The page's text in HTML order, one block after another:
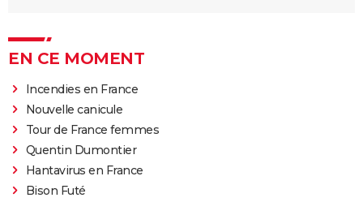
EN CE MOMENT
Incendies en France
Nouvelle canicule
Tour de France femmes
Quentin Dumontier
Hantavirus en France
Bison Futé